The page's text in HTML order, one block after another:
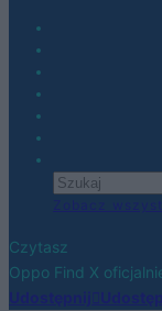
Czytasz
Oppo Find X